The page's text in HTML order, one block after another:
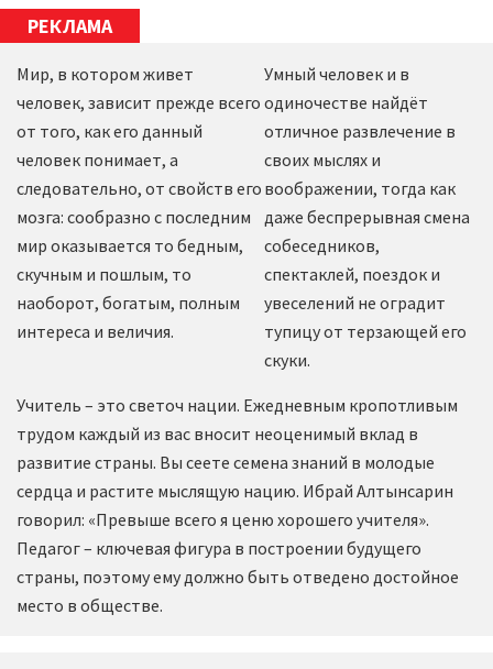
РЕКЛАМА
Мир, в котором живет
человек, зависит прежде всего
от того, как его данный
человек понимает, а
следовательно, от свойств его
мозга: сообразно с последним
мир оказывается то бедным,
скучным и пошлым, то
наоборот, богатым, полным
интереса и величия.
Умный человек и в
одиночестве найдёт
отличное развлечение в
своих мыслях и
воображении, тогда как
даже беспрерывная смена
собеседников,
спектаклей, поездок и
увеселений не оградит
тупицу от терзающей его
скуки.
Учитель – это светоч нации. Ежедневным кропотливым
трудом каждый из вас вносит неоценимый вклад в
развитие страны. Вы сеете семена знаний в молодые
сердца и растите мыслящую нацию. Ибрай Алтынсарин
говорил: «Превыше всего я ценю хорошего учителя».
Педагог – ключевая фигура в построении будущего
страны, поэтому ему должно быть отведено достойное
место в обществе.